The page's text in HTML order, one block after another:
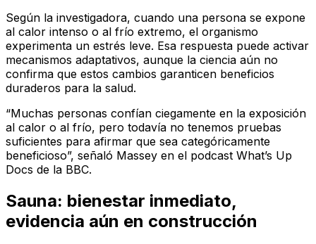
Según la investigadora, cuando una persona se expone
al calor intenso o al frío extremo, el organismo
experimenta un estrés leve. Esa respuesta puede activar
mecanismos adaptativos, aunque la ciencia aún no
confirma que estos cambios garanticen beneficios
duraderos para la salud.
“Muchas personas confían ciegamente en la exposición
al calor o al frío, pero todavía no tenemos pruebas
suficientes para afirmar que sea categóricamente
beneficioso”, señaló Massey en el podcast What’s Up
Docs de la BBC.
Sauna: bienestar inmediato,
evidencia aún en construcción